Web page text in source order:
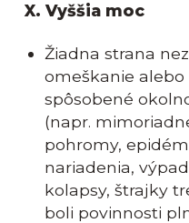
X. Vyššia moc
Žiadna strana
omeškanie
spôsobené
(napr.
pohromy,
nariadenia,
kolapsy, štrajky
boli povinnosti